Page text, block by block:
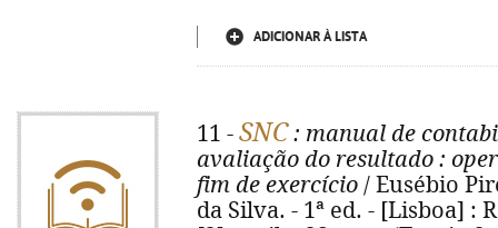
ADICIONAR À LISTA
11 - SNC: manual de
avaliação do resultado :
fim de exercício / Eusébio
da Silva. - 1ª ed. - [Lisboa] :